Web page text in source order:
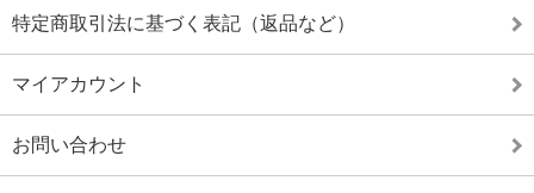
特定商取引法に基づく表記（返品など）
マイアカウント
お問い合わせ